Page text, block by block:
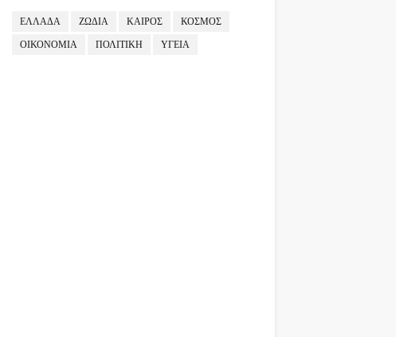
ΕΛΛΑΔΑ ΖΩΔΙΑ ΚΑΙΡΟΣ ΚΟΣΜΟΣ
ΟΙΚΟΝΟΜΙΑ ΠΟΛΙΤΙΚΗ ΥΓΕΙΑ